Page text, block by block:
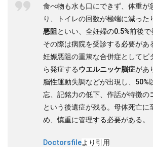
食べ物も水も口にできず、体重が
り、トイレの回数が極端に減った
悪阻 といい、全妊婦の0.5%前後で
その際は病院を受診する必要があ
妊娠悪阻の重篤な合併症としてビ
ら発症するウエルニッケ脳症があ
脳性運動失調などが出現し、50%
忘、記銘力の低下、作話が特徴の
という後遺症が残る。母体死亡に
め、慎重に管理する必要がある。
Doctorsfileより引用